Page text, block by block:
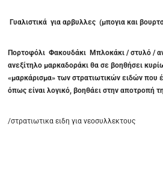
Γυαλιστικά για αρβυλλες (μπογια και
Πορτοφόλι Φακουδάκι Μπλοκάκι / στυλό /
ανεξίτηλο μαρκαδοράκι θα σε βοηθήσει
«μαρκάρισμα» των στρατιωτικών ειδών που
όπως είναι λογικό, βοηθάει στην αποτροπή
/στρατιωτικα ειδη για νεοσυλλεκτους